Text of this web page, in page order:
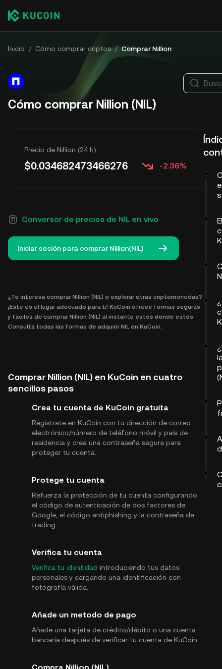
Inicio / Cómo comprar criptos / Comprar Nillion
Cómo comprar Nillion (NIL)
Precio de Nillion (24 h)
$0.034682473466276 -2.36%
Conversor de precios de NIL en vivo
Iniciar sesión para comprar Nillion(NIL)
¿Te interesa comprar Nillion (NIL) o explorar otras criptomonedas?
¡Este es el lugar adecuado para ti! KuCoin ofrece formas seguras
y fáciles de comprar Nillion (NIL) al instante estés donde estés.
Consulta todas las formas de adquirir NIL en KuCoin.
Comprar Nillion (NIL) en KuCoin en cuatro
sencillos pasos
Crea tu cuenta de KuCoin gratuita
Regístrate en KuCoin con tu dirección de correo
electrónico/número de teléfono móvil y país de
residencia y crea una contraseña segura para
proteger tu cuenta.
Protege tu cuenta
Refuerza la protección de tu cuenta configurando
el código de autenticación de dos factores de
Google, el código antiphishing y la contraseña de
trading.
Verifica tu cuenta
Verifica tu identidad introduciendo tus datos
personales y cargando una identificación con
fotografía válida.
Añade un metodo de pago
Añade una tarjeta de crédito/débito o una cuenta
bancaria después de verificar tu cuenta de KuCoin.